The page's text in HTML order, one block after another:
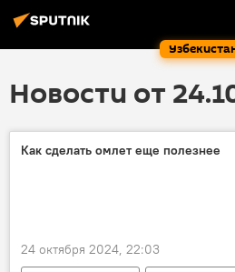
Новости от
Как сделать омлет еще полезнее
24 октября 2024, 22:03